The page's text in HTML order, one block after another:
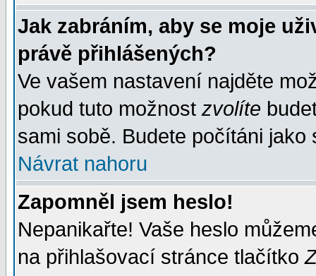
Jak zabráním, aby se moje
právě přihlášených?
Ve vašem nastavení najděte
pokud tuto možnost zvolíte
sami sobě. Budete počítáni jako
Návrat nahoru
Zapomněl jsem heslo!
Nepanikařte! Vaše heslo
na přihlašovací stránce tlačítko